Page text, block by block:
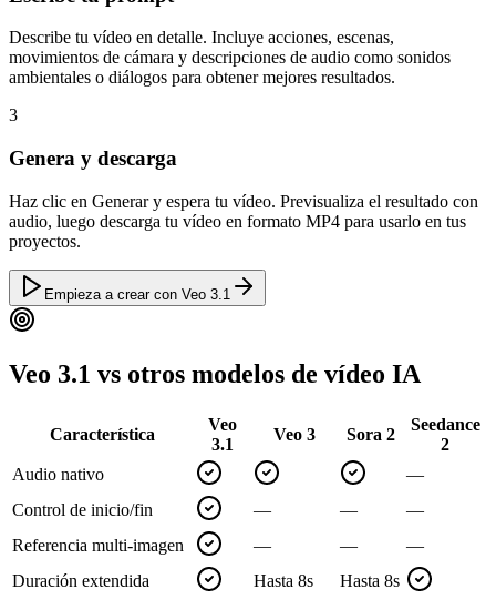
Describe tu vídeo en detalle. Incluye acciones, escenas,
movimientos de cámara y descripciones de audio como sonidos
ambientales o diálogos para obtener mejores resultados.
3
Genera y descarga
Haz clic en Generar y espera tu vídeo. Previsualiza el resultado con
audio, luego descarga tu vídeo en formato MP4 para usarlo en tus
proyectos.
Empieza a crear con Veo 3.1
Veo 3.1 vs otros modelos de vídeo IA
Característica
Veo
3.1
Veo 3 Sora 2
Seedance
2
Audio nativo
—
Control de inicio/fin
— —
—
Referencia multi-imagen
— —
—
Duración extendida
Hasta 8s
Hasta 8s